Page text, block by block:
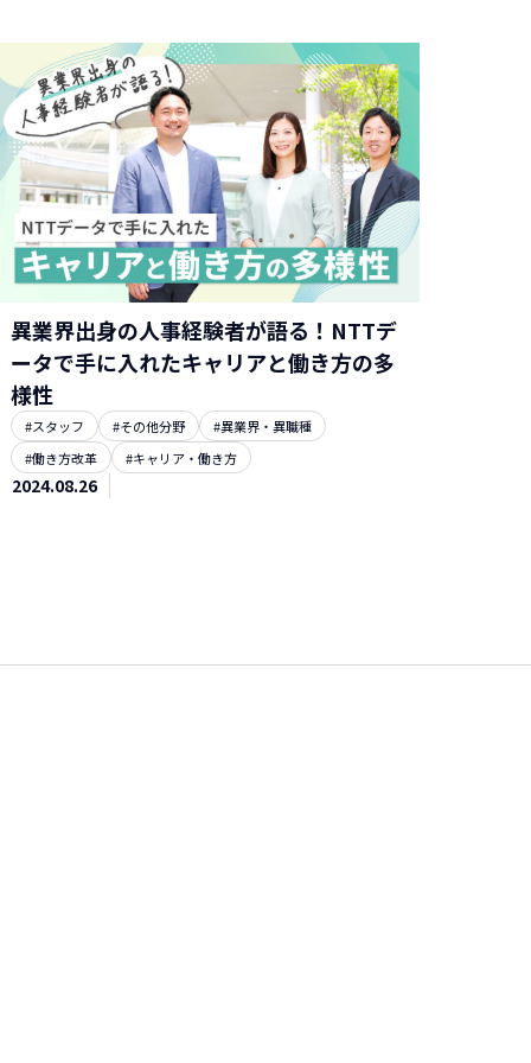
異業界出身の人事経験者が語る！NTTデ
ータで手に入れたキャリアと働き方の多
様性
#スタッフ #その他分野
#異業界・異職種
#働き方改革
#キャリア・働き方
2024.08.26